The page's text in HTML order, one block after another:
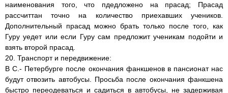
наименования того, что пдедложено на прасад; Прасад
рассчиттан точно на количество приехавших учеников.
Дополнительный прасад можно брать только после того, как
Гуру уедет или если Гуру сам предложит ученикам подойти и
взять второй прасад.
20. Транспорт и передвижение:
В С.- Петербурге после окончания фанкшенов в пансионат нас
будут отвозить автобусы. Просьба после окончания фанкшена
быстро переодеваться и садиться в автобусы, не задерживая